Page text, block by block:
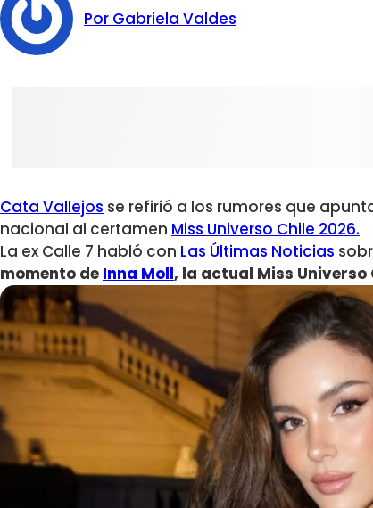
Por Gabriela Valdes
Cata Vallejos se refirió a los rumores que
nacional al certamen Miss Universo Chile 2026.
La ex Calle 7 habló con Las Últimas Noticias
momento de Inna Moll, la actual Miss Universo